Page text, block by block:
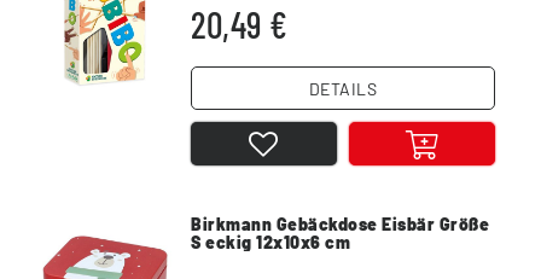
20,49 €
DETAILS
Birkmann Gebäckdose Eisbär Größe
S eckig 12x10x6 cm